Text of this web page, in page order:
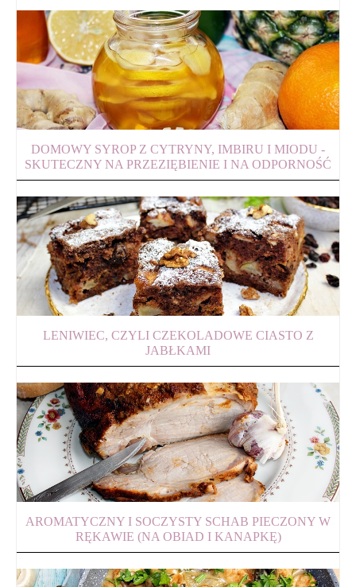
DOMOWY SYROP Z CYTRYNY, IMBIRU I MIODU -
SKUTECZNY NA PRZEZIĘBIENIE I NA ODPORNOŚĆ
LENIWIEC, CZYLI CZEKOLADOWE CIASTO Z
JABŁKAMI
AROMATYCZNY I SOCZYSTY SCHAB PIECZONY W
RĘKAWIE (NA OBIAD I KANAPKĘ)